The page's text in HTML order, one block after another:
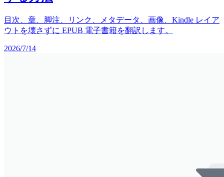
目次、章、脚注、リンク、メタデータ、画像、Kindle レイア
ウトを壊さずに EPUB 電子書籍を翻訳します。
2026/7/14